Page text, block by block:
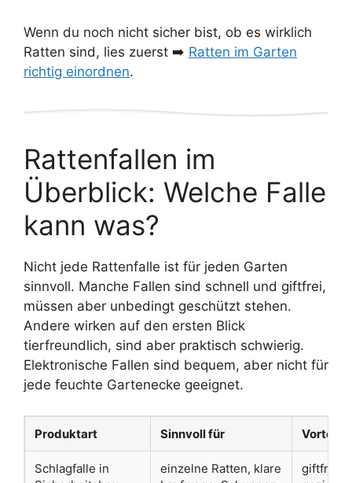
Wenn du noch nicht sicher bist, ob es wirklich
Ratten sind, lies zuerst ➡️ Ratten im Garten
richtig einordnen.
Rattenfallen im
Überblick: Welche Falle
kann was?
Nicht jede Rattenfalle ist für jeden Garten
sinnvoll. Manche Fallen sind schnell und giftfrei,
müssen aber unbedingt geschützt stehen.
Andere wirken auf den ersten Blick
tierfreundlich, sind aber praktisch schwierig.
Elektronische Fallen sind bequem, aber nicht für
jede feuchte Gartenecke geeignet.
Produktart Sinnvoll für Vorteil
Schlagfalle in
einzelne Ratten, klare
giftfrei,